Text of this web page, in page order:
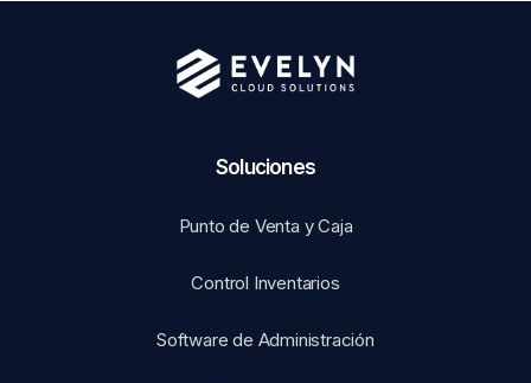
Soluciones​
Punto de Venta y Caja
Control Inventarios
Software de Administración